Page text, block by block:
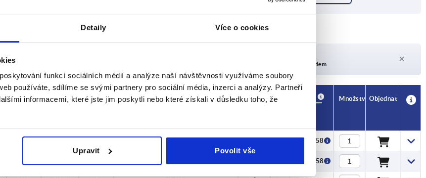
Detaily Více o cookies
funkcí sociálních médií a analýze naší návštěvnosti využíváme soubory
používáte, sdílíme se svými partnery pro sociální média, inzerci a analýzy. Partneři
informacemi, které jste jim poskytli nebo které získali v důsledku toho, že
Upravit Povolit vše
6,1 7,5
ZVĚTŠIT TABULKU
pravidelných intervalech. O
posledním kroku před dokončením
V současné době není skladem
CAD Množství Objednat
6,1 K0518 CZK12.58
CZK12.58